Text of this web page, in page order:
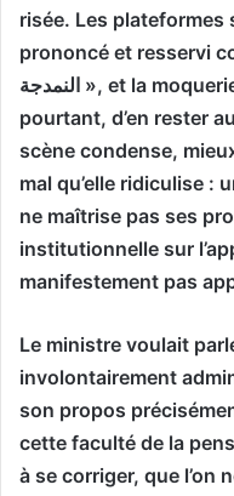
risée. Les plateformes
prononcé et resservi
النمدجة », et la moquerie a fait le reste. On aurait tort,
pourtant, d’en rester
scène condense,
mal qu’elle ridiculise :
ne maîtrise pas ses
institutionnelle sur
manifestement pas
Le ministre voulait
involontairement
son propos
cette faculté de la
à se corriger, que l’on